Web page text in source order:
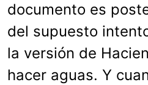
documento es
del supuesto
la versión de
hacer aguas. Y